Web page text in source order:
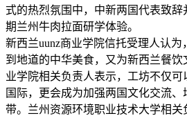
式的热烈氛围中，中新两国代表致
期兰州牛肉拉面研学体验。
新西兰uunz商业学院信托受理人认
到地道的中华美食，又为新西兰餐
业学院相关负责人表示，工坊不仅
国际，更会成为加强两国文化交流
带。兰州资源环境职业技术大学相